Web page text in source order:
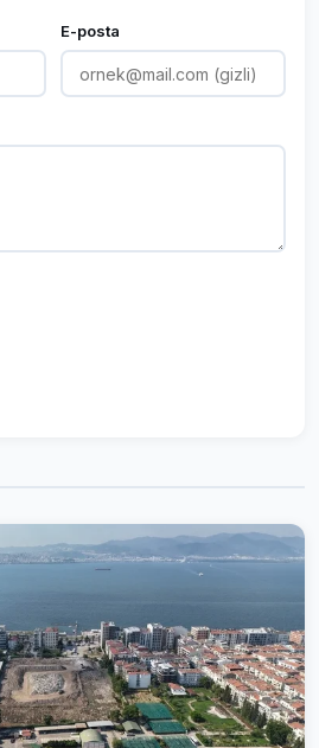
E-posta